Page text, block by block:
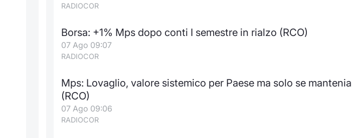
RADIOCOR
Borsa: +1% Mps dopo conti I semestre in rialzo (RCO)
07 Ago 09:07
RADIOCOR
Mps: Lovaglio, valore sistemico per Paese ma solo se
(RCO)
07 Ago 09:06
RADIOCOR